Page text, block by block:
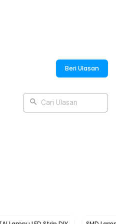
220V - TN21
Beri Ulasan
Cari Ulasan